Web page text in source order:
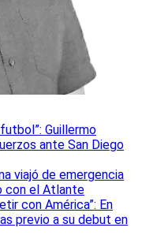
Guillermo
ante San Diego
viajó de emergencia
con el Atlante
con América”: En
previo a su debut en